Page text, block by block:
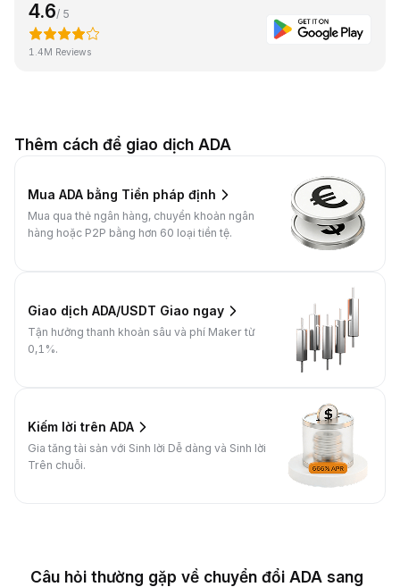
4.6/ 5
1.4M Reviews
Thêm cách để giao dịch ADA
Mua ADA bằng Tiền pháp định
Mua qua thẻ ngân hàng, chuyển khoản ngân
hàng hoặc P2P bằng hơn 60 loại tiền tệ.
Giao dịch ADA/USDT Giao ngay
Tận hưởng thanh khoản sâu và phí Maker từ
0,1%.
Kiếm lời trên ADA
Gia tăng tài sản với Sinh lời Dễ dàng và Sinh lời
Trên chuỗi.
Câu hỏi thường gặp về chuyển đổi ADA sang